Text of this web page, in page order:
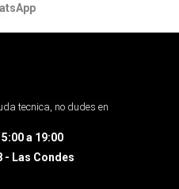
tecnica, no dudes en
a 19:00
- Las Condes